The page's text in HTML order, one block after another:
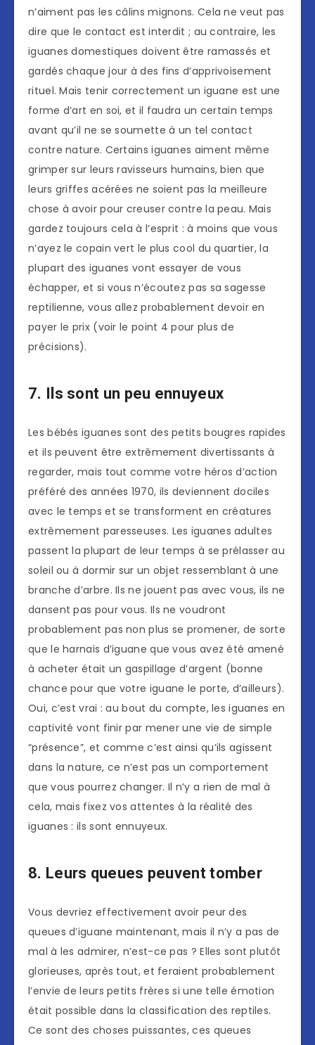
n’aiment pas les câlins mignons. Cela ne veut pas
dire que le contact est interdit ; au contraire, les
iguanes domestiques doivent être ramassés et
gardés chaque jour à des fins d’apprivoisement
rituel. Mais tenir correctement un iguane est une
forme d’art en soi, et il faudra un certain temps
avant qu’il ne se soumette à un tel contact
contre nature. Certains iguanes aiment même
grimper sur leurs ravisseurs humains, bien que
leurs griffes acérées ne soient pas la meilleure
chose à avoir pour creuser contre la peau. Mais
gardez toujours cela à l’esprit : à moins que vous
n’ayez le copain vert le plus cool du quartier, la
plupart des iguanes vont essayer de vous
échapper, et si vous n’écoutez pas sa sagesse
reptilienne, vous allez probablement devoir en
payer le prix (voir le point 4 pour plus de
précisions).
7. Ils sont un peu ennuyeux
Les bébés iguanes sont des petits bougres rapides
et ils peuvent être extrêmement divertissants à
regarder, mais tout comme votre héros d’action
préféré des années 1970, ils deviennent dociles
avec le temps et se transforment en créatures
extrêmement paresseuses. Les iguanes adultes
passent la plupart de leur temps à se prélasser au
soleil ou à dormir sur un objet ressemblant à une
branche d’arbre. Ils ne jouent pas avec vous, ils ne
dansent pas pour vous. Ils ne voudront
probablement pas non plus se promener, de sorte
que le harnais d’iguane que vous avez été amené
à acheter était un gaspillage d’argent (bonne
chance pour que votre iguane le porte, d’ailleurs).
Oui, c’est vrai : au bout du compte, les iguanes en
captivité vont finir par mener une vie de simple
“présence”, et comme c’est ainsi qu’ils agissent
dans la nature, ce n’est pas un comportement
que vous pourrez changer. Il n’y a rien de mal à
cela, mais fixez vos attentes à la réalité des
iguanes : ils sont ennuyeux.
8. Leurs queues peuvent tomber
Vous devriez effectivement avoir peur des
queues d’iguane maintenant, mais il n’y a pas de
mal à les admirer, n’est-ce pas ? Elles sont plutôt
glorieuses, après tout, et feraient probablement
l’envie de leurs petits frères si une telle émotion
était possible dans la classification des reptiles.
Ce sont des choses puissantes, ces queues